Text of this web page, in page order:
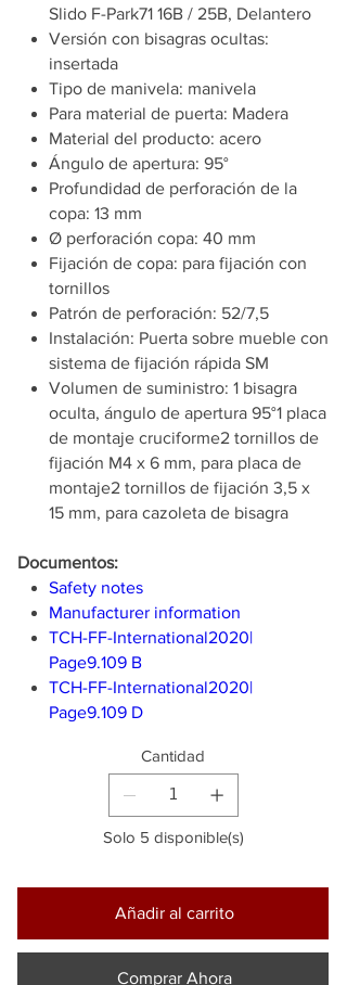
Slido F-Park71 16B / 25B, Delantero
Versión con bisagras ocultas:
insertada
Tipo de manivela: manivela
Para material de puerta: Madera
Material del producto: acero
Ángulo de apertura: 95°
Profundidad de perforación de la
copa: 13 mm
Ø perforación copa: 40 mm
Fijación de copa: para fijación con
tornillos
Patrón de perforación: 52/7,5
Instalación: Puerta sobre mueble con
sistema de fijación rápida SM
Volumen de suministro: 1 bisagra
oculta, ángulo de apertura 95°1 placa
de montaje cruciforme2 tornillos de
fijación M4 x 6 mm, para placa de
montaje2 tornillos de fijación 3,5 x
15 mm, para cazoleta de bisagra
Documentos:
Safety notes
Manufacturer information
TCH-FF-International2020|
Page9.109 B
TCH-FF-International2020|
Page9.109 D
Cantidad
Solo 5 disponible(s)
Añadir al carrito
Comprar Ahora